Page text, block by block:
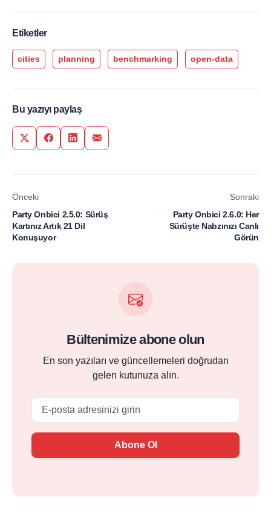
Etiketler
cities planning benchmarking open-data
Bu yazıyı paylaş
Share on Twitter
Share on Facebook
Share on LinkedIn
Share via Email
Önceki
Party Onbici 2.5.0: Sürüş
Kartınız Artık 21 Dil
Konuşuyor
Sonraki
Party Onbici 2.6.0: Her
Sürüşte Nabzınızı Canlı
Görün
Bültenimize abone olun
En son yazıları ve güncellemeleri doğrudan
gelen kutunuza alın.
Abone Ol